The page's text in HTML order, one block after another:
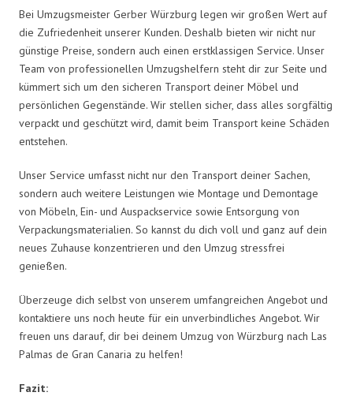
Bei Umzugsmeister Gerber Würzburg legen wir großen Wert auf
die Zufriedenheit unserer Kunden. Deshalb bieten wir nicht nur
günstige Preise, sondern auch einen erstklassigen Service. Unser
Team von professionellen Umzugshelfern steht dir zur Seite und
kümmert sich um den sicheren Transport deiner Möbel und
persönlichen Gegenstände. Wir stellen sicher, dass alles sorgfältig
verpackt und geschützt wird, damit beim Transport keine Schäden
entstehen.
Unser Service umfasst nicht nur den Transport deiner Sachen,
sondern auch weitere Leistungen wie Montage und Demontage
von Möbeln, Ein- und Auspackservice sowie Entsorgung von
Verpackungsmaterialien. So kannst du dich voll und ganz auf dein
neues Zuhause konzentrieren und den Umzug stressfrei
genießen.
Überzeuge dich selbst von unserem umfangreichen Angebot und
kontaktiere uns noch heute für ein unverbindliches Angebot. Wir
freuen uns darauf, dir bei deinem Umzug von Würzburg nach Las
Palmas de Gran Canaria zu helfen!
Fazit: